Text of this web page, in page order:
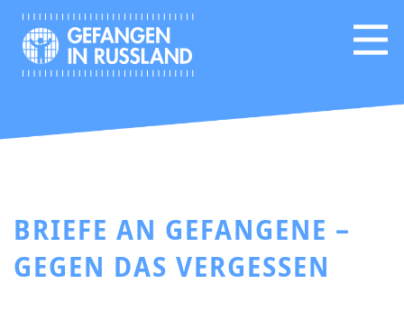
BRIEFE AN GEFANGENE –
GEGEN DAS VERGESSEN